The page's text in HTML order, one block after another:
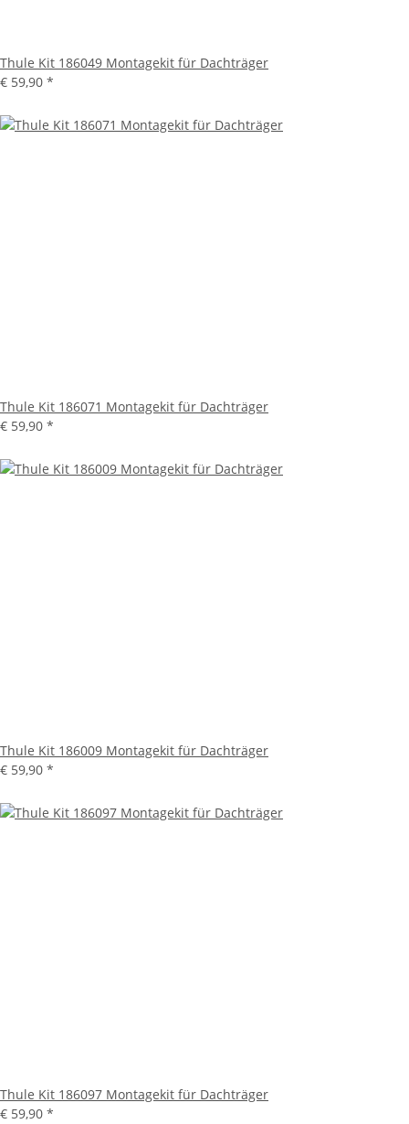
Thule Kit 186049 Montagekit für Dachträger
€ 59,90 *
Thule Kit 186071 Montagekit für Dachträger
€ 59,90 *
Thule Kit 186009 Montagekit für Dachträger
€ 59,90 *
Thule Kit 186097 Montagekit für Dachträger
€ 59,90 *